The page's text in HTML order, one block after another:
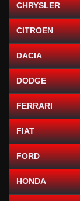
CHRYSLER
CITROEN
DACIA
DODGE
FERRARI
FIAT
FORD
HONDA